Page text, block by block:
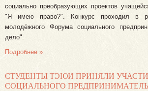
социально преобразующих проектов
"Я имею право?". Конкурс проходил в
молодёжного Форума социального
дело".
Подробнее »
СТУДЕНТЫ ТЭЮИ ПРИНЯЛИ
СОЦИАЛЬНОГО